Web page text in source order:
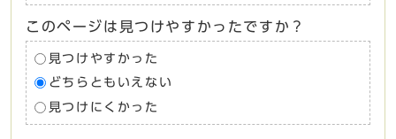
このページは見つけやすかったですか？
見つけやすかった
どちらともいえない
見つけにくかった